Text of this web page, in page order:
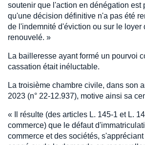
soutenir que l'action en dénégation est
qu'une décision définitive n'a pas été
de l'indemnité d'éviction ou sur le loyer
renouvelé. »
La bailleresse ayant formé un pourvoi
cassation était inéluctable.
La troisième chambre civile, dans son
2023 (n° 22-12.937), motive ainsi sa
« Il résulte (des articles L. 145-1 et L.
commerce) que le défaut
commerce et des sociétés,